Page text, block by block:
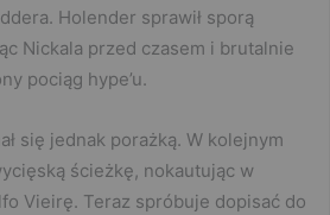
Holender sprawił sporą
Nickala przed czasem i brutalnie
pociąg hype’u.
się jednak porażką. W kolejnym
ścieżkę, nokautując w
Vieirę. Teraz spróbuje dopisać do